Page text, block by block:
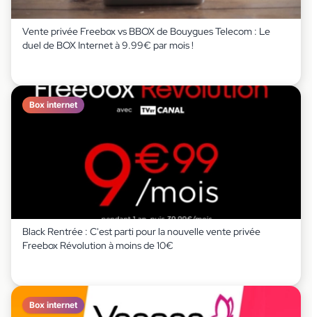
Vente privée Freebox vs BBOX de Bouygues Telecom : Le
duel de BOX Internet à 9.99€ par mois !
Box internet
Black Rentrée : C'est parti pour la nouvelle vente privée
Freebox Révolution à moins de 10€
Box internet